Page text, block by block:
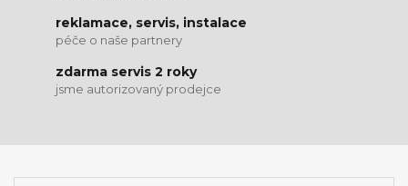
reklamace, servis, instalace
péče o naše partnery
zdarma servis 2 roky
jsme autorizovaný prodejce